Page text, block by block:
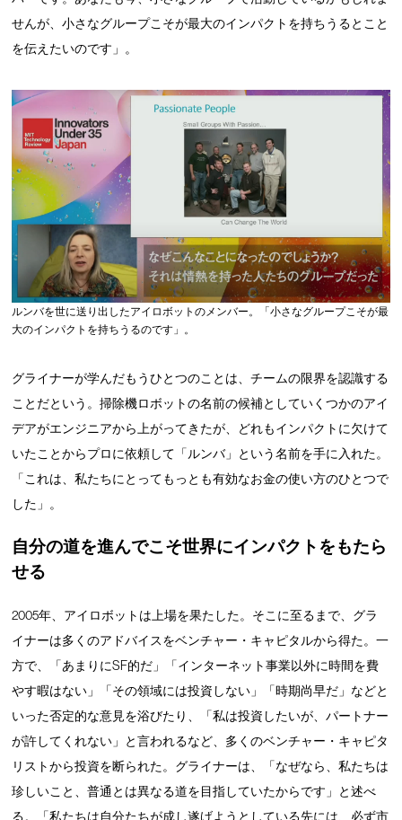
せんが、小さなグループこそが最大のインパクトを持ちうるとこと
を伝えたいのです」。
ルンバを世に送り出したアイロボットのメンバー。「小さなグループこそが最
大のインパクトを持ちうるのです」。
グライナーが学んだもうひとつのことは、チームの限界を認識する
ことだという。掃除機ロボットの名前の候補としていくつかのアイ
デアがエンジニアから上がってきたが、どれもインパクトに欠けて
いたことからプロに依頼して「ルンバ」という名前を手に入れた。
「これは、私たちにとってもっとも有効なお金の使い方のひとつで
した」。
自分の道を進んでこそ世界にインパクトをもたら
せる
2005年、アイロボットは上場を果たした。そこに至るまで、グラ
イナーは多くのアドバイスをベンチャー・キャピタルから得た。一
方で、「あまりにSF的だ」「インターネット事業以外に時間を費
やす暇はない」「その領域には投資しない」「時期尚早だ」などと
いった否定的な意見を浴びたり、「私は投資したいが、パートナー
が許してくれない」と言われるなど、多くのベンチャー・キャピタ
リストから投資を断られた。グライナーは、「なぜなら、私たちは
珍しいこと、普通とは異なる道を目指していたからです」と述べ
る。「私たちは自分たちが成し遂げようとしている先には、必ず市